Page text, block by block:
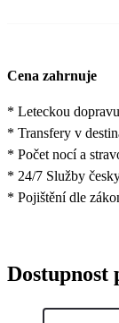
Cena zahrnuje
* Leteckou
* Transfery v
* Počet nocí a
* 24/7 Služby
* Pojištění dle
Dostupnost